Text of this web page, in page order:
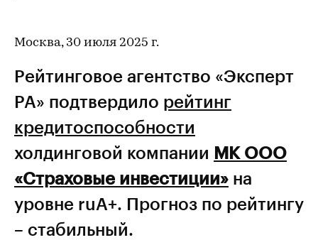
Москва, 30 июля 2025 г.
Рейтинговое агентство «Эксперт
РА» подтвердило рейтинг
кредитоспособности
холдинговой компании МК ООО
«Страховые инвестиции» на
уровне ruA+. Прогноз по рейтингу
– стабильный.